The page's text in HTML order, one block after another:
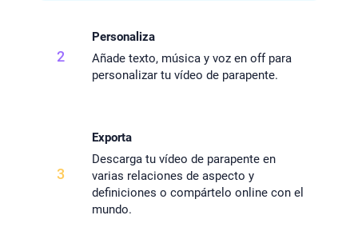
2
Personaliza
Añade texto, música y voz en off para
personalizar tu vídeo de parapente.
3
Exporta
Descarga tu vídeo de parapente en
varias relaciones de aspecto y
definiciones o compártelo online con el
mundo.